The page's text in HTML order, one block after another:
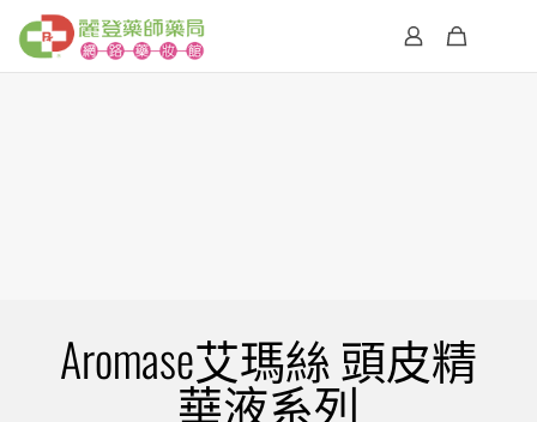
Aromase艾瑪絲 頭皮精
華液系列